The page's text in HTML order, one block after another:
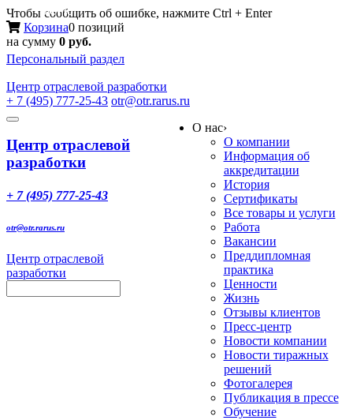
Чтобы сообщить об ошибке, нажмите Ctrl + Enter
Корзина0 позиций
на сумму 0 руб.
Персональный раздел
Центр отраслевой разработки
+ 7 (495) 777-25-43 otr@otr.rarus.ru
Toggle
Меню
Центр отраслевой
разработки
+ 7 (495) 777-25-43
otr@otr.rarus.ru
Центр отраслевой
разработки
О нас›
О компании
Информация об
аккредитации
История
Сертификаты
Все товары и услуги
Работа
Вакансии
Преддипломная
практика
Ценности
Жизнь
Отзывы клиентов
Пресс-центр
Новости компании
Новости тиражных
решений
Фотогалерея
Публикация в прессе
Обучение